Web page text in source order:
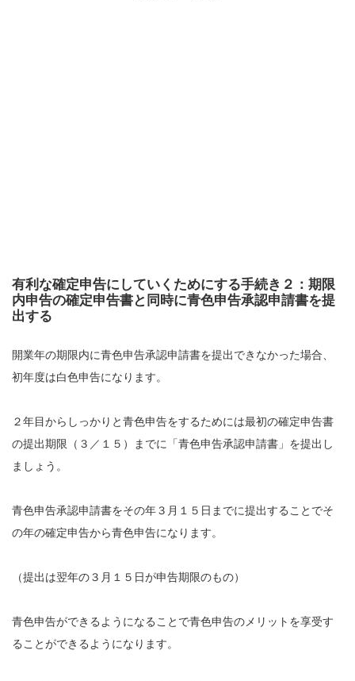
有利な確定申告にしていくためにする手続き２：期限
内申告の確定申告書と同時に青色申告承認申請書を提
出する
開業年の期限内に青色申告承認申請書を提出できなかった場合、
初年度は白色申告になります。
２年目からしっかりと青色申告をするためには最初の確定申告書
の提出期限（３／１５）までに「青色申告承認申請書」を提出し
ましょう。
青色申告承認申請書をその年３月１５日までに提出することでそ
の年の確定申告から青色申告になります。
（提出は翌年の３月１５日が申告期限のもの）
青色申告ができるようになることで青色申告のメリットを享受す
ることができるようになります。